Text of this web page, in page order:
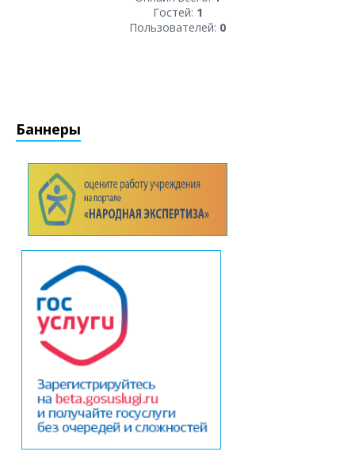
Гостей: 1
Пользователей: 0
Баннеры